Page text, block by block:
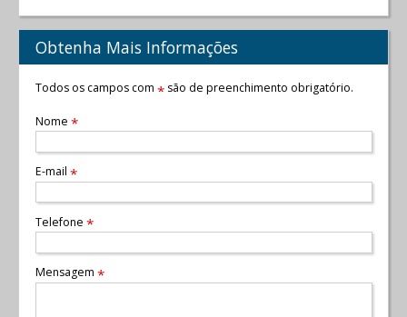
Obtenha Mais Informações
Todos os campos com *são de preenchimento obrigatório.
Nome *
E-mail *
Telefone *
Mensagem *